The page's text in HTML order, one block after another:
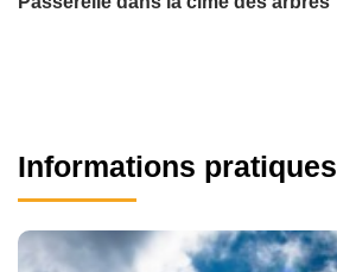
Informations pratiques